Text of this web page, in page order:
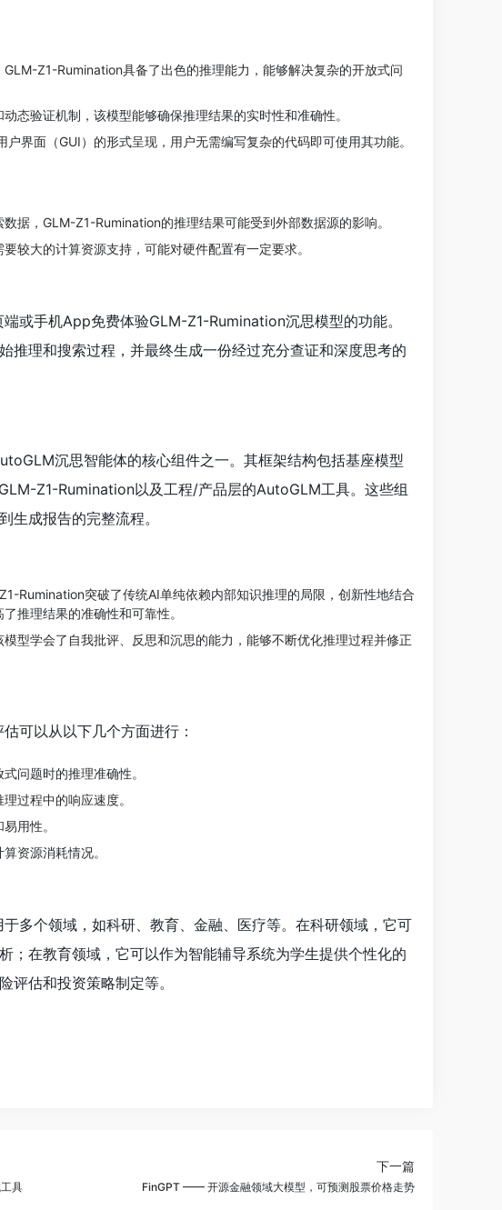
GLM-Z1-Rumination具备了出色的推理能力，能够解决复杂的开放式问
动态验证机制，该模型能够确保推理结果的实时性和准确性。
户界面（GUI）的形式呈现，用户无需编写复杂的代码即可使用其功能。
据，GLM-Z1-Rumination的推理结果可能受到外部数据源的影响。
要较大的计算资源支持，可能对硬件配置有一定要求。
或手机App免费体验GLM-Z1-Rumination沉思模型的功能。
推理和搜索过程，并最终生成一份经过充分查证和深度思考的
沉思智能体的核心组件之一。其框架结构包括基座模型
Z1-Rumination以及工程/产品层的AutoGLM工具。这些组
生成报告的完整流程。
Rumination突破了传统AI单纯依赖内部知识推理的局限，创新性地结合
推理结果的准确性和可靠性。
模型学会了自我批评、反思和沉思的能力，能够不断优化推理过程并修正
可以从以下几个方面进行：
问题时的推理准确性。
过程中的响应速度。
用性。
资源消耗情况。
多个领域，如科研、教育、金融、医疗等。在科研领域，它可
；在教育领域，它可以作为智能辅导系统为学生提供个性化的
评估和投资策略制定等。
具
下一篇
FinGPT —— 开源金融领域大模型，可预测股票价格走势